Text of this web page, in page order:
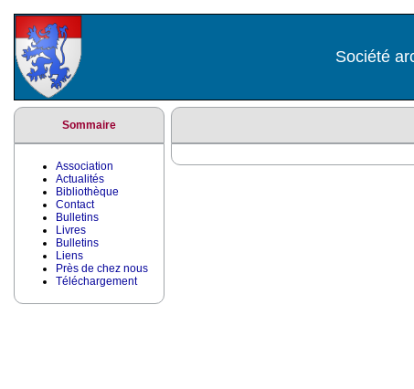
Société
Sommaire
Association
Actualités
Bibliothèque
Contact
Bulletins
Livres
Bulletins
Liens
Près de chez nous
Téléchargement